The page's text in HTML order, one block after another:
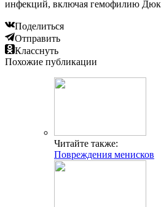
инфекций, включая гемофилию
Поделиться
Отправить
Класснуть
Похожие публикации
Читайте также:
Повреждения менисков